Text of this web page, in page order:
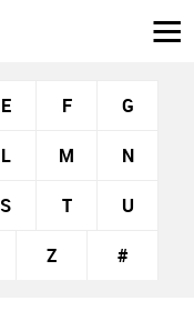
E F G
L M N
S T U
Z #